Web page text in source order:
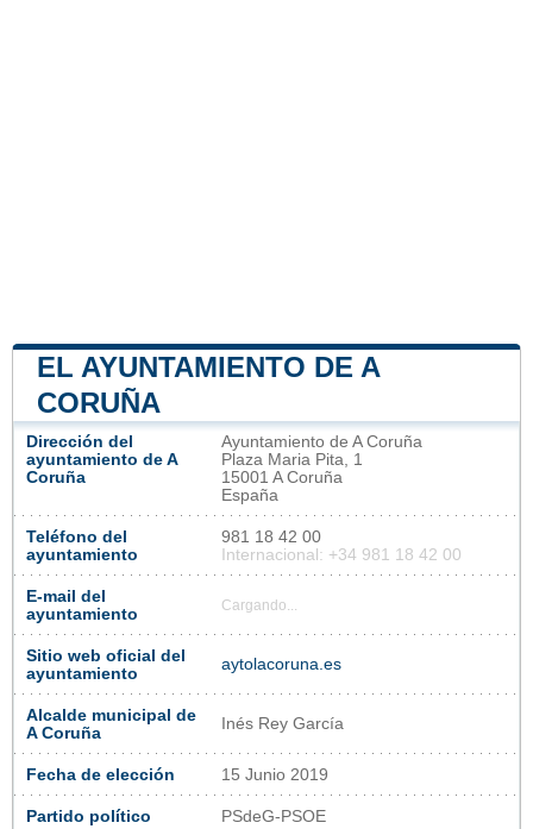
EL AYUNTAMIENTO DE A
CORUÑA
Dirección del
ayuntamiento de A
Coruña
Ayuntamiento de A Coruña
Plaza Maria Pita, 1
15001 A Coruña
España
Teléfono del
ayuntamiento
981 18 42 00
Internacional: +34 981 18 42 00
E-mail del
ayuntamiento
Cargando...
Sitio web oficial del
ayuntamiento
aytolacoruna.es
Alcalde municipal de
A Coruña
Inés Rey García
Fecha de elección 15 Junio 2019
Partido político PSdeG-PSOE